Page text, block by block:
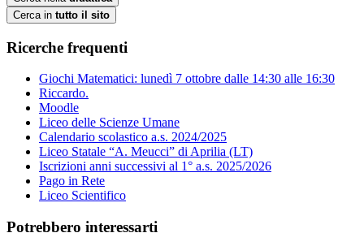
Cerca in tutto il sito
Ricerche frequenti
Giochi Matematici: lunedì 7 ottobre dalle 14:30 alle 16:30
Riccardo.
Moodle
Liceo delle Scienze Umane
Calendario scolastico a.s. 2024/2025
Liceo Statale “A. Meucci” di Aprilia (LT)
Iscrizioni anni successivi al 1° a.s. 2025/2026
Pago in Rete
Liceo Scientifico
Potrebbero interessarti